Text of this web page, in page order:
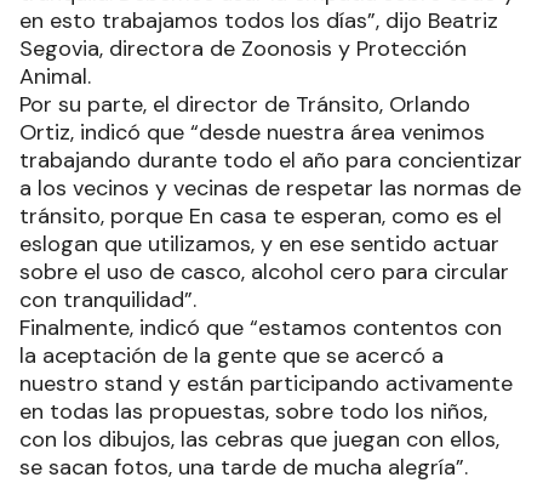
en esto trabajamos todos los días”, dijo Beatriz
Segovia, directora de Zoonosis y Protección
Animal.
Por su parte, el director de Tránsito, Orlando
Ortiz, indicó que “desde nuestra área venimos
trabajando durante todo el año para concientizar
a los vecinos y vecinas de respetar las normas de
tránsito, porque En casa te esperan, como es el
eslogan que utilizamos, y en ese sentido actuar
sobre el uso de casco, alcohol cero para circular
con tranquilidad”.
Finalmente, indicó que “estamos contentos con
la aceptación de la gente que se acercó a
nuestro stand y están participando activamente
en todas las propuestas, sobre todo los niños,
con los dibujos, las cebras que juegan con ellos,
se sacan fotos, una tarde de mucha alegría”.